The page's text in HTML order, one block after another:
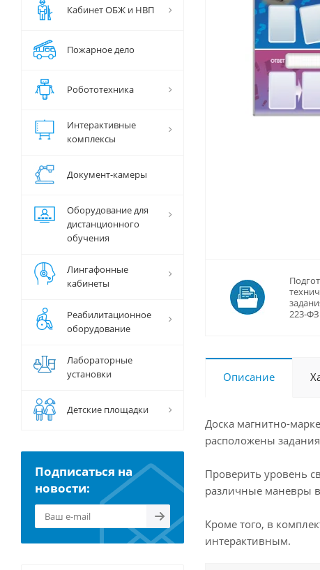
223-ФЗ
Описание
Доска магнитно-
расположены
Проверить уровень
различные маневры
Кроме того, в
интерактивным.
Кабинет ОБЖ и НВП
Пожарное дело
Робототехника
Интерактивные
комплексы
Документ-камеры
Оборудование для
дистанционного
обучения
Лингафонные
кабинеты
Реабилитационное
оборудование
Лабораторные
установки
Детские площадки
Подписаться на
новости: